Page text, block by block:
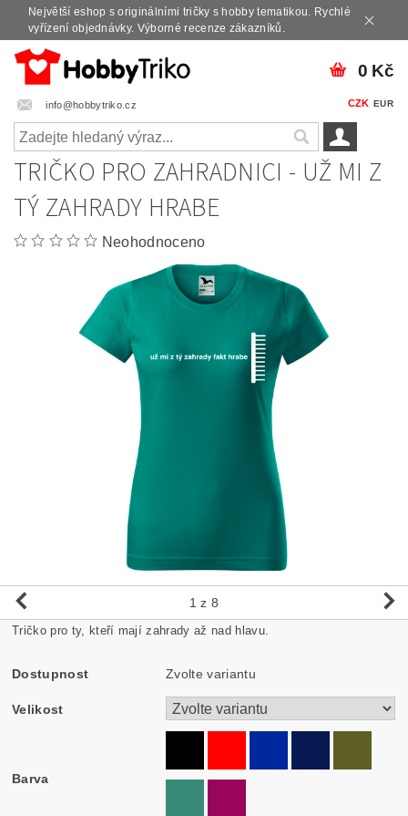
Největší eshop s originálními tričky s hobby tematikou. Rychlé
vyřízení objednávky. Výborné recenze zákazníků.
info@hobbytriko.cz CZK EUR
0 Kč
TRIČKO PRO ZAHRADNICI - UŽ MI Z
TÝ ZAHRADY HRABE
Neohodnoceno
1 z 8
Tričko pro ty, kteří mají zahrady až nad hlavu.
Dostupnost Zvolte variantu
Velikost
Barva